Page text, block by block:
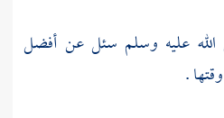
عليه وسلم سئل عن أفضل
.